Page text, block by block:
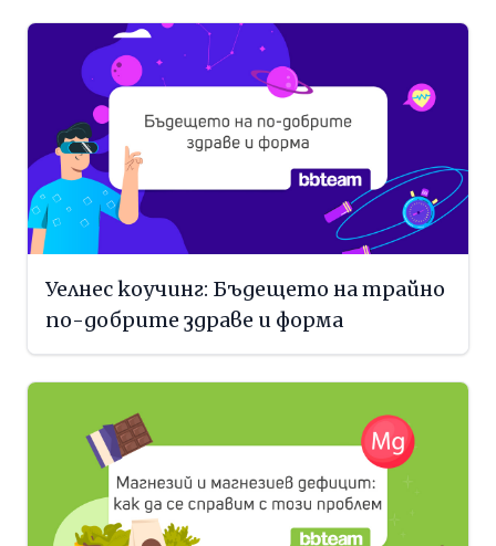
Уелнес коучинг: Бъдещето на трайно
по-добрите здраве и форма